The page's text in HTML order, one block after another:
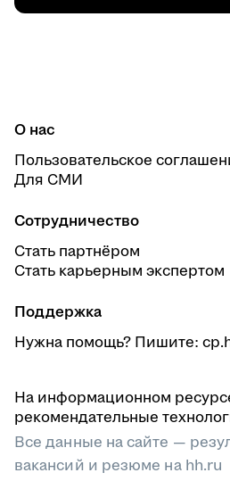
О нас
Пользовательское
Для СМИ
Сотрудничество
Стать партнёром
Стать карьерным экспертом
Поддержка
Нужна помощь? Пишите:
На информационном
рекомендательные
Все данные на сайте —
вакансий и резюме на hh.ru